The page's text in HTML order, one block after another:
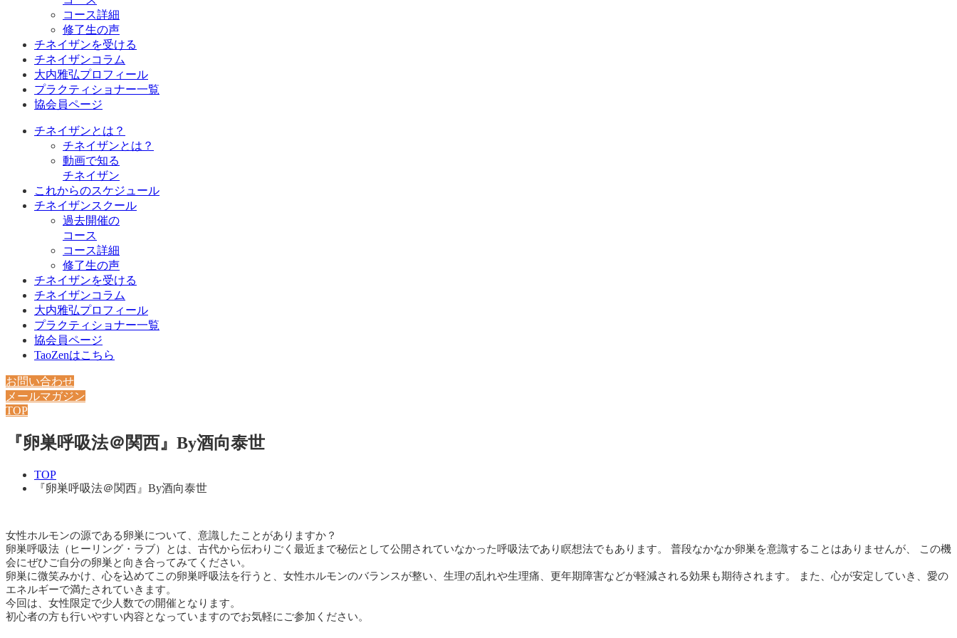
コース詳細
修了生の声
チネイザンを受ける
チネイザンコラム
大内雅弘プロフィール
プラクティショナー一覧
協会員ページ
チネイザンとは？
チネイザンとは？
動画で知る
チネイザン
これからのスケジュール
チネイザンスクール
過去開催の
コース
コース詳細
修了生の声
チネイザンを受ける
チネイザンコラム
大内雅弘プロフィール
プラクティショナー一覧
協会員ページ
TaoZenはこちら
お問い合わせ
メールマガジン
TOP
『卵巣呼吸法＠関西』By酒向泰世
TOP
『卵巣呼吸法＠関西』By酒向泰世
女性ホルモンの源である卵巣について、意識したことがありますか？
卵巣呼吸法（ヒーリング・ラブ）とは、古代から伝わりごく最近まで秘伝として公開されていなかった呼吸法であり瞑想法でもあります。 普段なかなか卵巣を意識することはありませんが、 この機
会にぜひご自分の卵巣と向き合ってみてください。
卵巣に微笑みかけ、心を込めてこの卵巣呼吸法を行うと、女性ホルモンのバランスが整い、生理の乱れや生理痛、更年期障害などが軽減される効果も期待されます。 また、心が安定していき、愛の
エネルギーで満たされていきます。
今回は、女性限定で少人数での開催となります。
初心者の方も行いやすい内容となっていますのでお気軽にご参加ください。